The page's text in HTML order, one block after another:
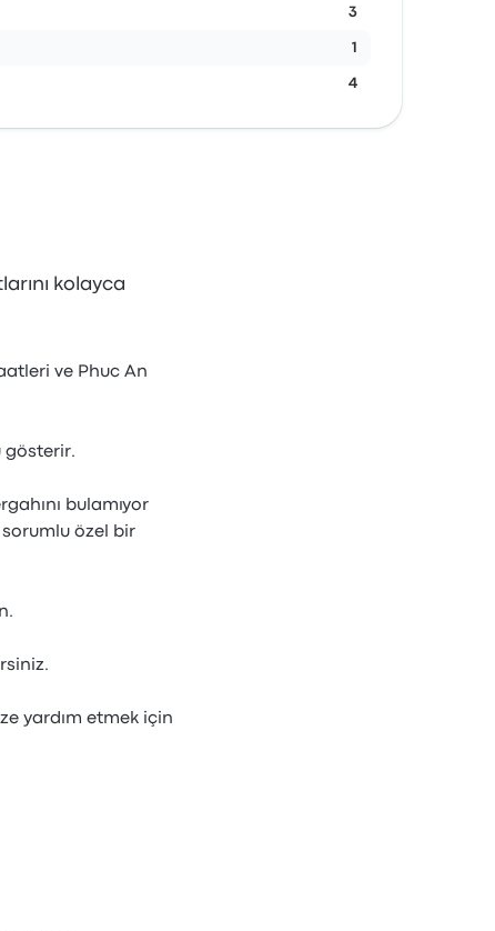
3
1
4
kolayca
ve Phuc An
gösterir.
bulamıyor
özel bir
yardım etmek için